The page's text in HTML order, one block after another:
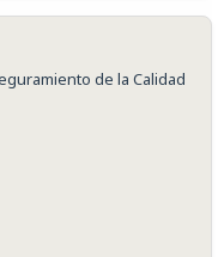
de la Calidad